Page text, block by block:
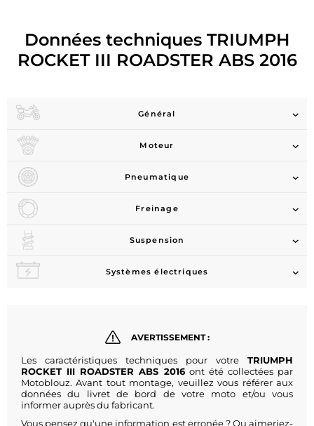
Données techniques TRIUMPH
ROCKET III ROADSTER ABS 2016
Général
Moteur
Pneumatique
Freinage
Suspension
Systèmes électriques
AVERTISSEMENT :
Les caractéristiques techniques pour votre TRIUMPH
ROCKET III ROADSTER ABS 2016ont été collectées par
Motoblouz. Avant tout montage, veuillez vous référer aux
données du livret de bord de votre moto et/ou vous
informer auprès du fabricant.
Vous pensez qu'une information est erronée ? Ou aimeriez-